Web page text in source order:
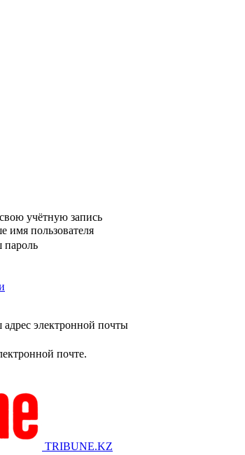
учётную запись
имя пользователя
электронной почты
почте.
TRIBUNE.KZ